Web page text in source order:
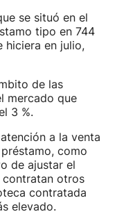
se situó en el
tipo en 744
hiciera en julio,
de las
mercado que
3 %.
a la venta
como
de ajustar el
contratan otros
contratada
elevado.